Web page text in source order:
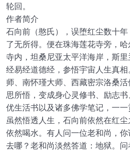
轮回。
作者简介
石向前（憨氏），误堕红尘数十年
了无所得。便在珠海莲花寺旁，
寺内，坦桑尼亚太平洋海岸，斯
经易经道德经，参悟宇宙人生真
师、南怀瑾大师、西藏密宗洛桑
思所悟，变成身心灵修书、励志
优生活书以及诸多佛学笔记，一一
虽然悟透人生，石向前依然在红
依然喝水。有人问一位老和尚，
去哪？老和尚淡然答道：地狱。